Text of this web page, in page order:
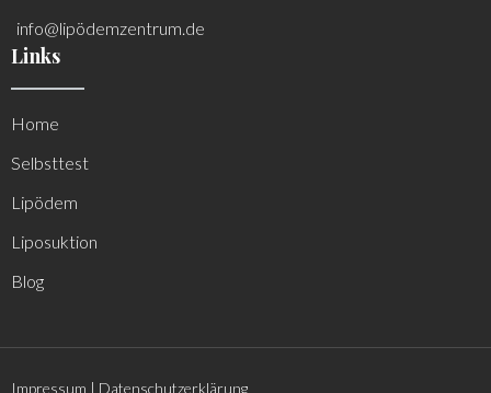
info@lipödemzentrum.de
Links
Home
Selbsttest
Lipödem
Liposuktion
Blog
Impressum | Datenschutzerklärung